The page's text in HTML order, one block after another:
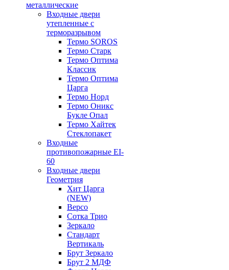
металлические
Входные двери
утепленные с
терморазрывом
Термо SOROS
Термо Старк
Термо Оптима
Классик
Термо Оптима
Царга
Термо Норд
Термо Оникс
Букле Опал
Термо Хайтек
Стеклопакет
Входные
противопожарные EI-
60
Входные двери
Геометрия
Хит Царга
(NEW)
Версо
Сотка Трио
Зеркало
Стандарт
Вертикаль
Брут Зеркало
Брут 2 МДФ